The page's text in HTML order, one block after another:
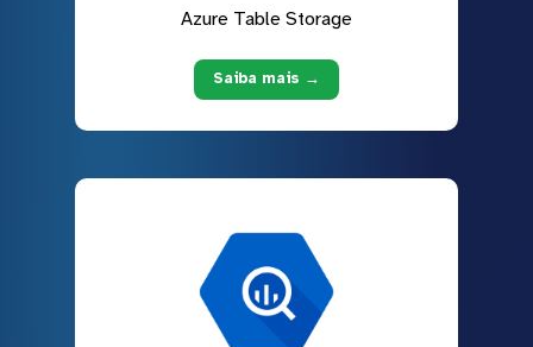
Azure Table Storage
Saiba mais →